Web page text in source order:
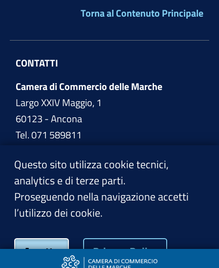
Torna al Contenuto Principale
CONTATTI
Camera di Commercio delle Marche
Largo XXIV Maggio, 1
60123 - Ancona
Tel. 071 589811
www.marche.camcom.it
PEC:cciaa@pec.marche.camcom.it
Questo sito utilizza cookie tecnici,
analytics e di terze parti.
Proseguendo nella navigazione accetti
l’utilizzo dei cookie.
Accetto Privacy Policy